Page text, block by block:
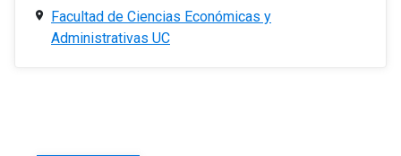
Facultad de Ciencias Económicas y
Administrativas UC